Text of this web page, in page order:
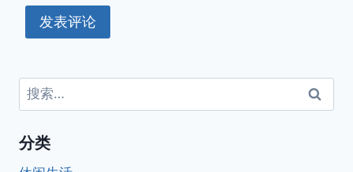
搜
索：
分类